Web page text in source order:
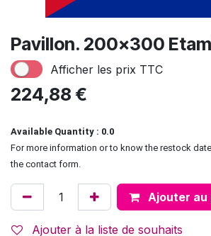
Pavillon. 200x300
Afficher les prix TTC
224,88 €
Available Quantity : 0.0
For more information or to know the restock
the contact form.
Ajouter au
Ajouter à la liste de souhaits